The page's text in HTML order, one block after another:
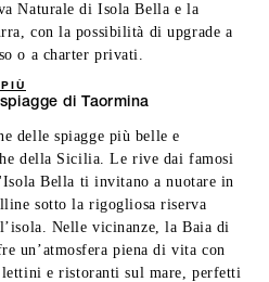
Naturale di Isola Bella e la
con la possibilità di upgrade a
o a charter privati.
di Taormina
delle spiagge più belle e
della Sicilia. Le rive dai famosi
Bella ti invitano a nuotare in
sotto la rigogliosa riserva
Nelle vicinanze, la Baia di
un’atmosfera piena di vita con
lettini e ristoranti sul mare, perfetti